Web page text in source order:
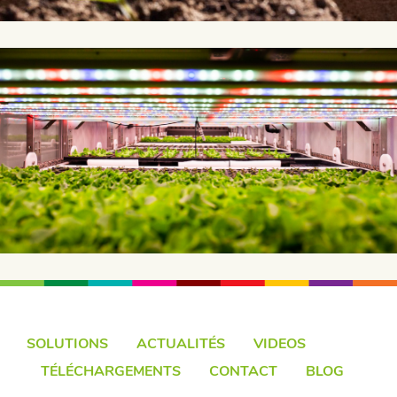
SOLUTIONS ACTUALITÉS
VIDEOS
TÉLÉCHARGEMENTS
CONTACT BLOG